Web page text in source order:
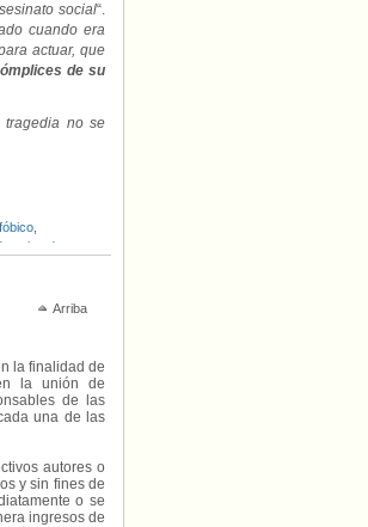
social“.
cuando era
actuar, que
de su
tragedia no se
de
Arriba
la finalidad de
la unión de
de las
una de las
autores o
y sin fines de
o se
ingresos de